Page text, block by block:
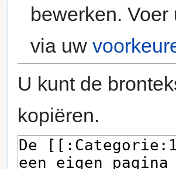
bewerken.
via uw
U kunt de
kopiëren.